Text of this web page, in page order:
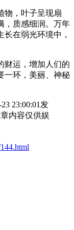
物，叶子呈现扇
，质感细润。万年
在弱光环境中，
财运，增加人们的
一环，美丽、神秘
23:00:01发
内容仅供娱